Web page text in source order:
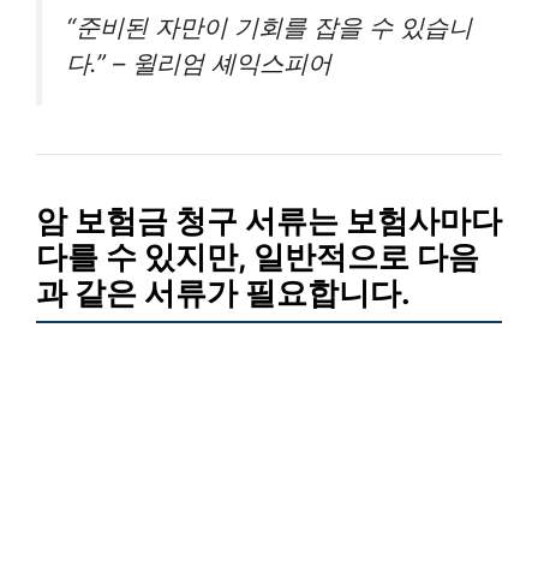
“준비된 자만이 기회를 잡을 수 있습니
다.” – 윌리엄 셰익스피어
암 보험금 청구 서류는 보험사마다
다를 수 있지만, 일반적으로 다음
과 같은 서류가 필요합니다.